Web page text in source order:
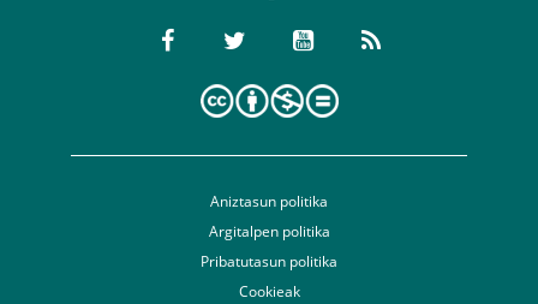
Aniztasun politika
Argitalpen politika
Pribatutasun politika
Cookieak